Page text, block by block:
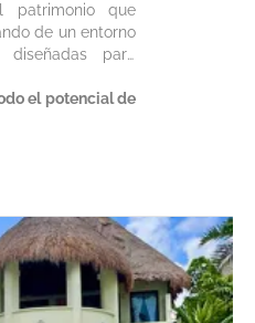
patrimonio que
de un entorno
para
el potencial de